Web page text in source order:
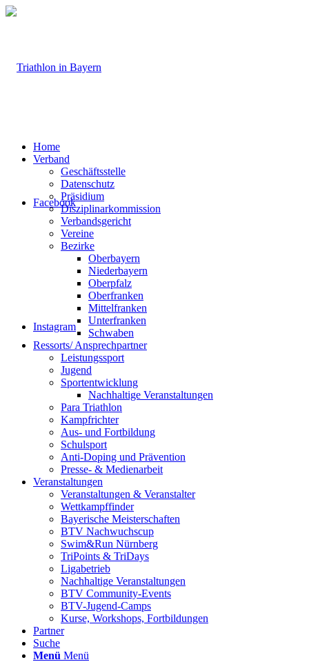
Facebook
Instagram
Home
Verband
Geschäftsstelle
Datenschutz
Präsidium
Disziplinarkommission
Verbandsgericht
Vereine
Bezirke
Oberbayern
Niederbayern
Oberpfalz
Oberfranken
Mittelfranken
Unterfranken
Schwaben
Ressorts/ Ansprechpartner
Leistungssport
Jugend
Sportentwicklung
Nachhaltige Veranstaltungen
Para Triathlon
Kampfrichter
Aus- und Fortbildung
Schulsport
Anti-Doping und Prävention
Presse- & Medienarbeit
Veranstaltungen
Veranstaltungen & Veranstalter
Wettkampffinder
Bayerische Meisterschaften
BTV Nachwuchscup
Swim&Run Nürnberg
TriPoints & TriDays
Ligabetrieb
Nachhaltige Veranstaltungen
BTV Community-Events
BTV-Jugend-Camps
Kurse, Workshops, Fortbildungen
Partner
Suche
Menü Menü